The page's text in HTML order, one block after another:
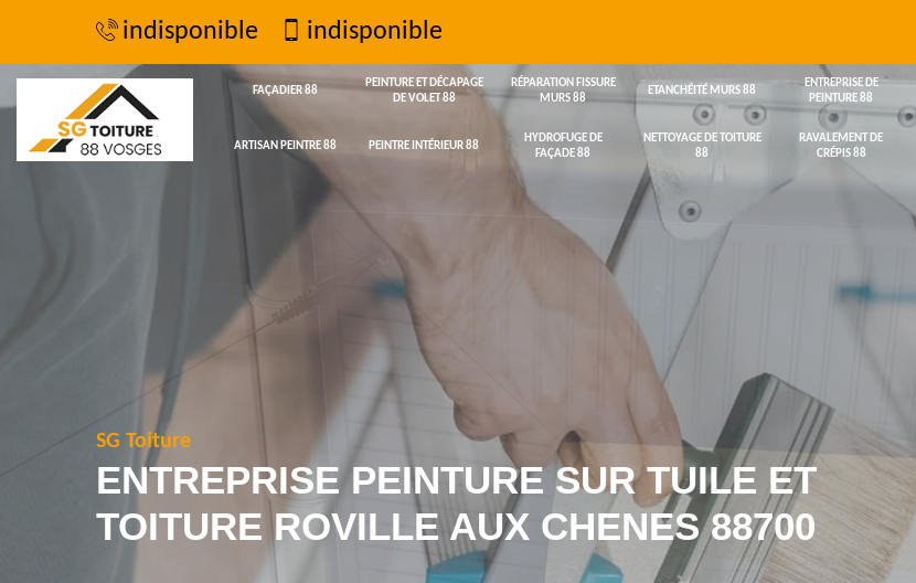
indisponible indisponible
FAÇADIER 88
PEINTURE ET DÉCAPAGE
DE VOLET 88
RÉPARATION FISSURE
MURS 88
ETANCHÉITÉ MURS 88
ENTREPRISE DE
PEINTURE 88
ARTISAN PEINTRE 88 PEINTRE INTÉRIEUR 88
HYDROFUGE DE
FAÇADE 88
NETTOYAGE DE TOITURE
88
RAVALEMENT DE
CRÉPIS 88
SG Toiture
ENTREPRISE PEINTURE SUR TUILE ET
TOITURE ROVILLE AUX CHENES 88700